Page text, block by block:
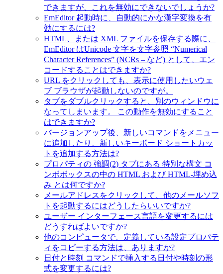
できますが、これを無効にできないでしょうか?
EmEditor 起動時に、自動的にかな漢字変換を有
効にするには?
HTML、または XML ファイルを保存する際に、
EmEditor はUnicode 文字を文字参照 “Numerical
Character References” (NCRs – など) として、エン
コードすることはできますか?
URL をクリックしても、表示に使用したいウェ
ブ ブラウザが起動しないのですが。
タブをダブルクリックすると、別のウィンドウに
なってしまいます。 この動作を無効にすること
はできますか?
バージョンアップ後、新しいコマンドをメニュー
に追加したり、新しいキーボード ショートカッ
トを追加する方法は?
プロパティの 強調(2) タブにある 特別な構文 コ
ンボボックスの中の HTML および HTML-埋め込
み とは何ですか?
メールアドレスをクリックして、他のメールソフ
トを起動するにはどうしたらいいですか?
ユーザー インターフェース言語を変更するには
どうすればよいですか?
他のコンピュータで、定義している設定プロパテ
ィをコピーする方法は、ありますか?
日付と時刻 コマンドで挿入する日付や時刻の形
式を変更するには?